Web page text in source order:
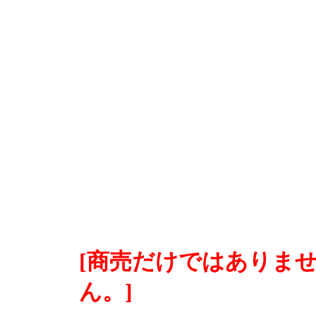
[商売だけではありま
ん。]